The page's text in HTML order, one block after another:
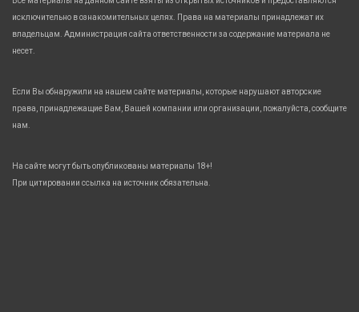
исключительно в ознакомительных целях. Права на материалы принадлежат их
владельцам. Администрация сайта ответственности за содержание материала не
несет.
Если Вы обнаружили на нашем сайте материалы, которые нарушают авторские
права, принадлежащие Вам, Вашей компании или организации, пожалуйста, сообщите
нам.
На сайте могут быть опубликованы материалы 18+!
При цитировании ссылка на источник обязательна.